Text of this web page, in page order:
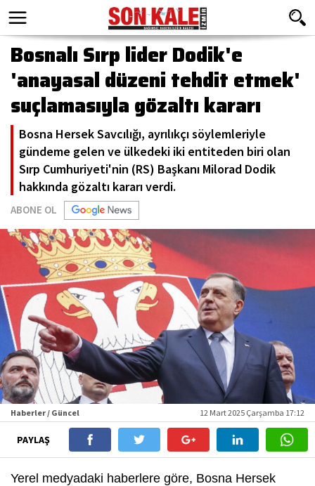
Bosnalı Sırp lider Dodik'e
'anayasal düzeni tehdit etmek'
suçlamasıyla gözaltı kararı
Bosna Hersek Savcılığı, ayrılıkçı söylemleriyle
gündeme gelen ve ülkedeki iki entiteden biri olan
Sırp Cumhuriyeti'nin (RS) Başkanı Milorad Dodik
hakkında gözaltı kararı verdi.
ABONE OL
Haberler / Güncel 12 Mart 2025 Çarşamba 17:12
PAYLAŞ
Yerel medyadaki haberlere göre, Bosna Hersek